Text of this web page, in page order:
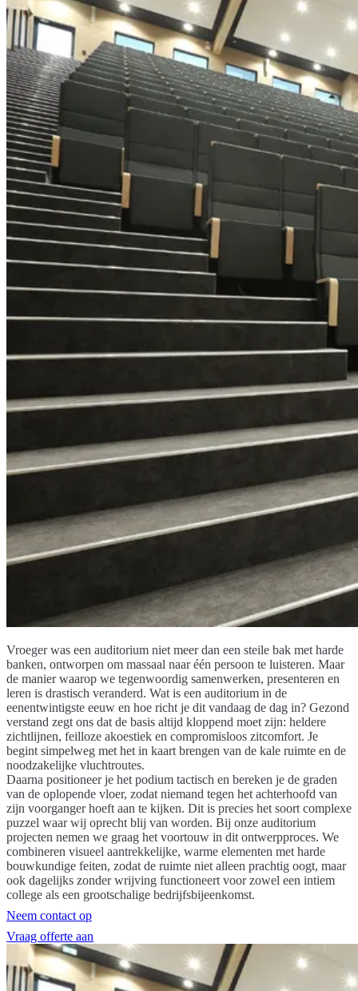
Vroeger was een auditorium niet meer dan een steile bak met harde
banken, ontworpen om massaal naar één persoon te luisteren. Maar
de manier waarop we tegenwoordig samenwerken, presenteren en
leren is drastisch veranderd. Wat is een auditorium in de
eenentwintigste eeuw en hoe richt je dit vandaag de dag in? Gezond
verstand zegt ons dat de basis altijd kloppend moet zijn: heldere
zichtlijnen, feilloze akoestiek en compromisloos zitcomfort. Je
begint simpelweg met het in kaart brengen van de kale ruimte en de
noodzakelijke vluchtroutes.
Daarna positioneer je het podium tactisch en bereken je de graden
van de oplopende vloer, zodat niemand tegen het achterhoofd van
zijn voorganger hoeft aan te kijken. Dit is precies het soort complexe
puzzel waar wij oprecht blij van worden. Bij onze auditorium
projecten nemen we graag het voortouw in dit ontwerpproces. We
combineren visueel aantrekkelijke, warme elementen met harde
bouwkundige feiten, zodat de ruimte niet alleen prachtig oogt, maar
ook dagelijks zonder wrijving functioneert voor zowel een intiem
college als een grootschalige bedrijfsbijeenkomst.
Neem contact op
Vraag offerte aan